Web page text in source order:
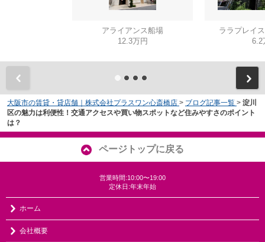
アライアンス船場
12.3万円
ララプレイ
6.2
大阪市の賃貸・貸店舗｜株式会社プラスワン心斎橋店 > ブログ記事一覧 > 淀川
区の魅力は利便性！交通アクセスや買い物スポットなど住みやすさのポイント
は？
ページトップに戻る
営業時間:10:00〜19:00
定休日:年末年始
ホーム
会社概要